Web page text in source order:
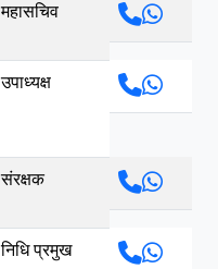
महासचिव
उपाध्यक्ष
संरक्षक
निधि प्रमुख